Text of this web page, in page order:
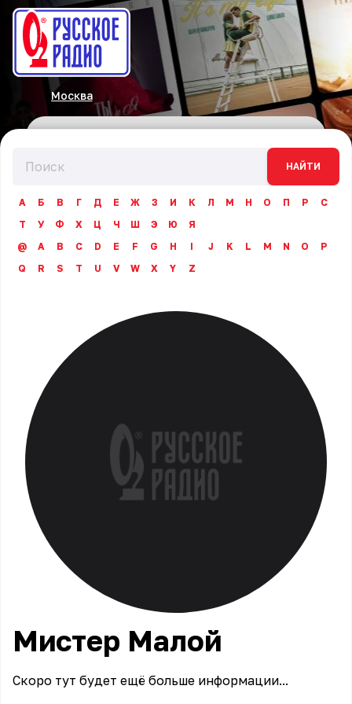
Москва
НАЙТИ
А Б В Г Д Е Ж З И К Л М Н О П Р
С
Т
У Ф Х Ц Ч Ш Э Ю
Я
@
A B C D E F G H I J K L M N O
P
Q
R S T U V W X Y Z
Мистер Малой
Скоро тут будет ещё больше информации...